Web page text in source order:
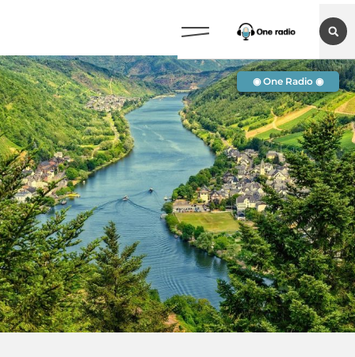
◉ One Radio ◉